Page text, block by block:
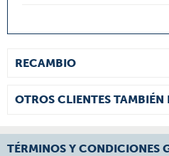
RECAMBIO
OTROS CLIENTES TAMBIÉN
TÉRMINOS Y CONDICIONES